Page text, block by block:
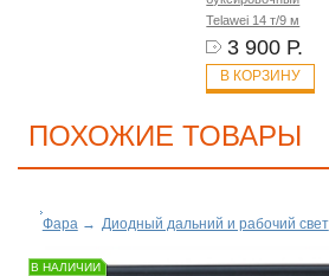
Telawei 14 т/9 м
3 900 Р.
В КОРЗИНУ
ПОХОЖИЕ ТОВАРЫ
Фара→ Диодный дальний и рабочий свет
В НАЛИЧИИ